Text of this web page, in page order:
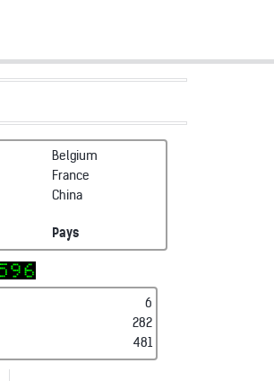
Belgium
France
China
Pays
6
282
481